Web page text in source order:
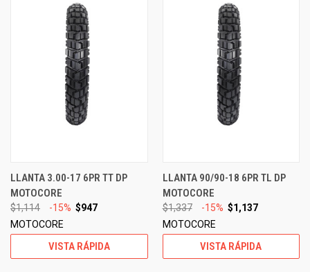
LLANTA 3.00-17 6PR TT DP
MOTOCORE
$1,114 -15% $947
MOTOCORE
VISTA RÁPIDA
LLANTA 90/90-18 6PR TL DP
MOTOCORE
$1,337 -15% $1,137
MOTOCORE
VISTA RÁPIDA